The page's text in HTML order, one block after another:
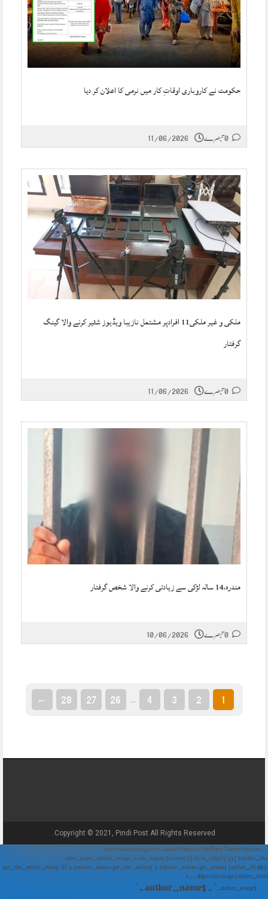
حکومت نے کاروباری اوقاتِ کار میں نرمی کا اعلان کر دیا
11/06/2026
ملکی و غیر ملکی11 افرادپر مشتمل نازیبا ویڈیوز شئیر کرنے والا گینگ
گرفتار
11/06/2026
مندرہ،14 سالہ لڑکی سے زیادتی کرنے والا شخص گرفتار
10/06/2026
1
2
3
4
26
27
28
←
Copyright © 2021, Pindi Post All Rights Reserved.
// Show Author Image with Author Name in UrduPaper Theme function
urdu_paper_author_image_with_name($content) { if (is_single()) { $author_id =
get_the_author_meta('ID'); $author_name = get_the_author(); $author_avatar = get_avatar($author_id, 48);
// 48px size image $author_html = '
' . $author_avatar . '
' . $author_name . '